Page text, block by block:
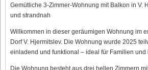
Gemütliche 3-Zimmer-Wohnung mit Balkon in V.
und strandnah
Willkommen in dieser geräumigen Wohnung im
Dorf V. Hjermitslev. Die Wohnung wurde 2025
einladend und funktional – ideal für Familien und
Die Wohnung besteht aus drei hellen Zimmern